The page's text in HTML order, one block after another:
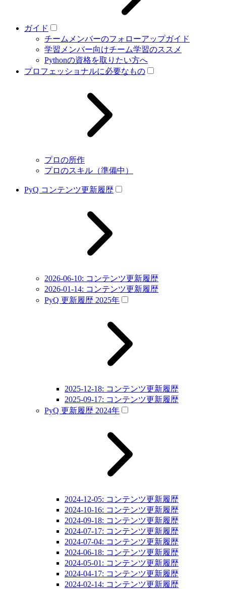
ガイド
チームメンバーのフォローアップガイド
学習メンバー向けチーム学習のススメ
Pythonの資格を取りたい方へ
プロフェッショナルに必要なもの
プロの所作
プロのスキル（準備中）
PyQ コンテンツ更新履歴
2026-06-10: コンテンツ更新履歴
2026-01-14: コンテンツ更新履歴
PyQ 更新履歴 2025年
2025-12-18: コンテンツ更新履歴
2025-09-17: コンテンツ更新履歴
PyQ 更新履歴 2024年
2024-12-05: コンテンツ更新履歴
2024-10-16: コンテンツ更新履歴
2024-09-18: コンテンツ更新履歴
2024-07-17: コンテンツ更新履歴
2024-07-04: コンテンツ更新履歴
2024-06-18: コンテンツ更新履歴
2024-05-01: コンテンツ更新履歴
2024-04-17: コンテンツ更新履歴
2024-02-14: コンテンツ更新履歴